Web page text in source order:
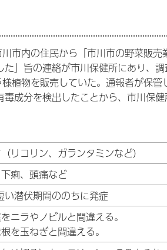
市内の住民から「市川市の野菜販
た」旨の連絡が市川保健所にあり、
植物を販売していた。通報者が保
成分を検出したことから、市川保
リコリン、ガランタミンなど）
痢、頭痛など
潜伏期間ののちに発症
ニラやノビルと間違える。
を玉ねぎと間違える。